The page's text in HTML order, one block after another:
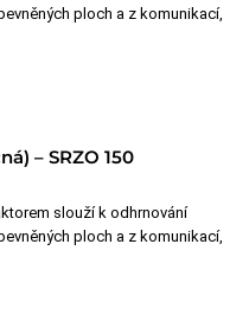
ploch a z komunikací,
– SRZO 150
slouží k odhrnování
ploch a z komunikací,